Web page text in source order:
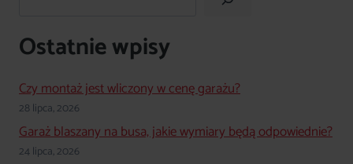
Ostatnie wpisy
Czy montaż jest wliczony w cenę garażu?
28 lipca, 2026
Garaż blaszany na busa, jakie wymiary będą odpowiednie?
24 lipca, 2026